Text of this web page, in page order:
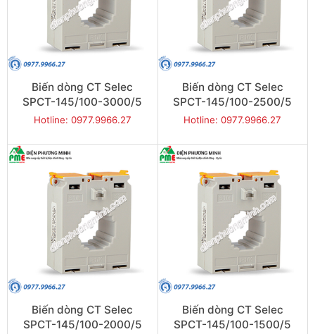
Biến dòng CT Selec
SPCT-145/100-3000/5
Hotline: 0977.9966.27
Biến dòng CT Selec
SPCT-145/100-2500/5
Hotline: 0977.9966.27
Biến dòng CT Selec
SPCT-145/100-2000/5
Biến dòng CT Selec
SPCT-145/100-1500/5